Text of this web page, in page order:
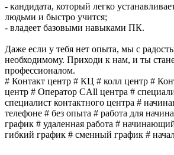
- кандидата, который легко
людьми и быстро учится;
- владеет базовыми навыками ПК.
Даже если у тебя нет опыта, мы с
необходимому. Приходи к нам, и ты
профессионалом.
# Контакт центр # КЦ # колл центр #
центр # Оператор CAll центра #
специалист контактного центра #
телефоне # без опыта # работа для
график # удаленная работа #
гибкий график # сменный график #